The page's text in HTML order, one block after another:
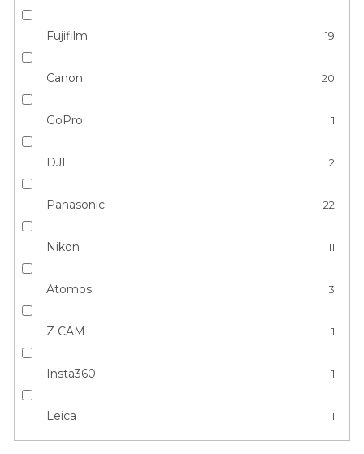
Fujifilm 19
Canon 20
GoPro 1
DJI 2
Panasonic 22
Nikon 11
Atomos 3
Z CAM 1
Insta360 1
Leica 1